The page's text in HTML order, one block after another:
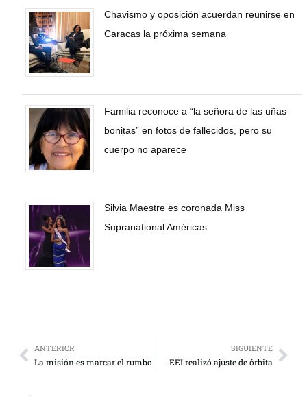
Chavismo y oposición acuerdan reunirse en
Caracas la próxima semana
Familia reconoce a “la señora de las uñas
bonitas” en fotos de fallecidos, pero su
cuerpo no aparece
Silvia Maestre es coronada Miss
Supranational Américas
ANTERIOR
La misión es marcar el rumbo
SIGUIENTE
EEI realizó ajuste de órbita